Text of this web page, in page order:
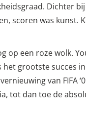
Dichter
scoren was kunst.
een roze wolk.
het grootste succes
van FIFA
tot dan toe de